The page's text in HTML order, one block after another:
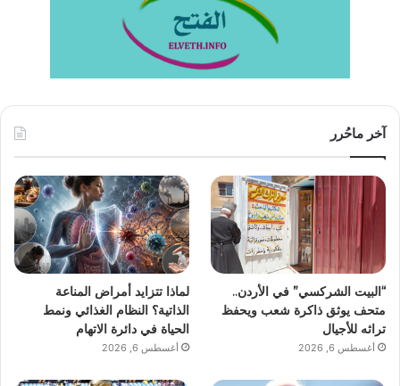
آخر ماحُرر
“البيت الشركسي” في الأردن..
متحف يوثق ذاكرة شعب ويحفظ
تراثه للأجيال
أغسطس 6, 2026
لماذا تتزايد أمراض المناعة
الذاتية؟ النظام الغذائي ونمط
الحياة في دائرة الاتهام
أغسطس 6, 2026